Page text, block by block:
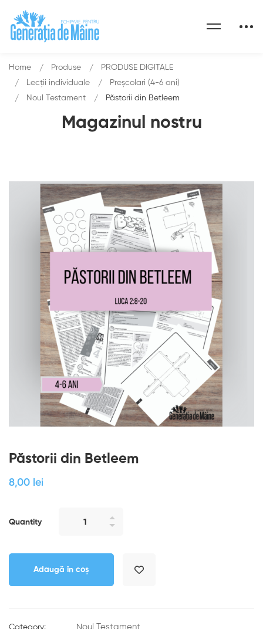
Magazinul nostru
Home Produse
PRODUSE DIGITALE
Lecții individuale
Preșcolari (4-6 ani)
Noul Testament
Păstorii din Betleem
Păstorii din Betleem
8,00 lei
Quantity
Adaugă în coș
Category: Noul Testament